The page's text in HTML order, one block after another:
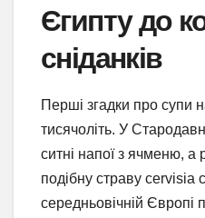
Єгипту до
сніданків
Перші згадки про супи
тисячоліть. У
ситні напої з ячменю,
подібну страву
середньовічній Європі